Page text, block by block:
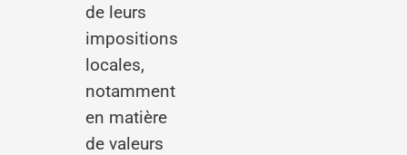
de leurs
impositions
locales,
notamment
en matière
de valeurs